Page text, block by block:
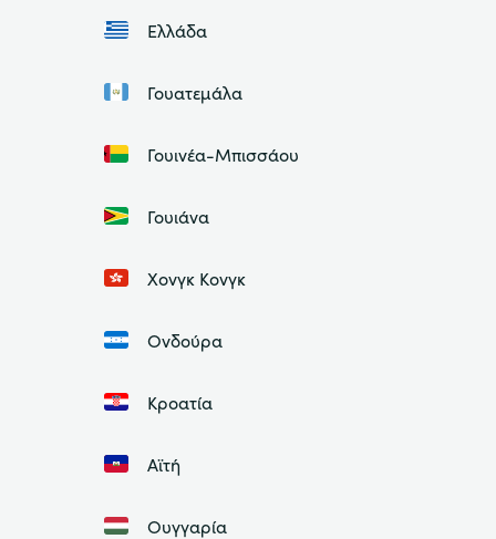
Ελλάδα
Γουατεμάλα
Γουινέα-Μπισσάου
Γουιάνα
Χονγκ Κονγκ
Ονδούρα
Κροατία
Αϊτή
Ουγγαρία